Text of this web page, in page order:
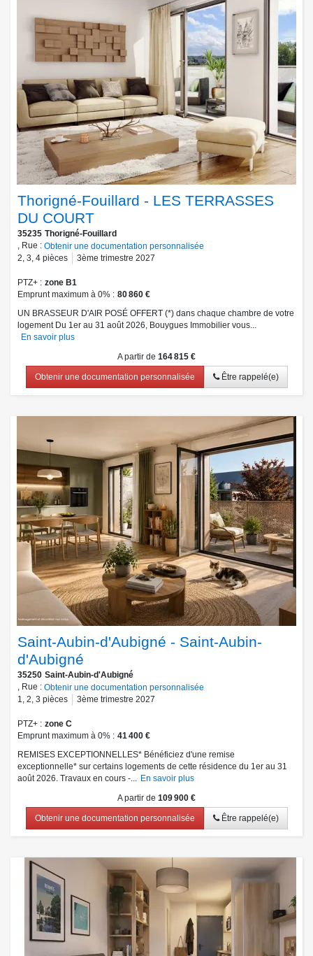
Thorigné-Fouillard - LES TERRASSES
DU COURT
35235 Thorigné-Fouillard
, Rue : Obtenir une documentation personnalisée
2, 3, 4 pièces 3ème trimestre 2027
PTZ+
zone B1
Emprunt maximum à 0%
80 860 €
UN BRASSEUR D'AIR POSÉ OFFERT (*) dans chaque chambre de votre
logement Du 1er au 31 août 2026, Bouygues Immobilier vous...
En savoir plus
A partir de 164 815 €
Obtenir une documentation personnalisée Être rappelé(e)
Saint-Aubin-d'Aubigné - Saint-Aubin-
d'Aubigné
35250 Saint-Aubin-d'Aubigné
, Rue : Obtenir une documentation personnalisée
1, 2, 3 pièces 3ème trimestre 2027
PTZ+
zone C
Emprunt maximum à 0%
41 400 €
REMISES EXCEPTIONNELLES* Bénéficiez d'une remise
exceptionnelle* sur certains logements de cette résidence du 1er au 31
août 2026. Travaux en cours -... En savoir plus
A partir de 109 900 €
Obtenir une documentation personnalisée Être rappelé(e)